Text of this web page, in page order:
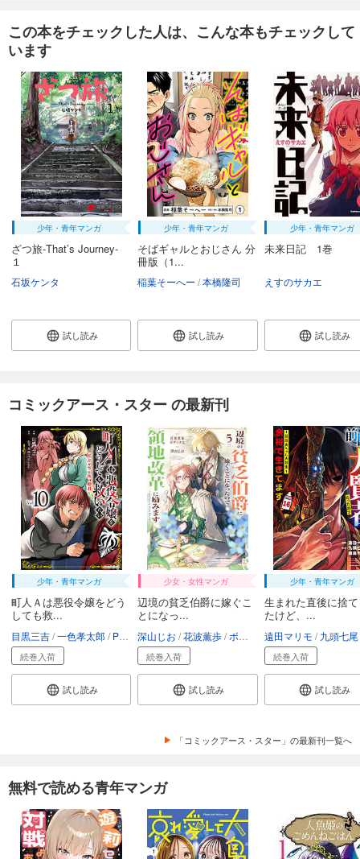
この本をチェックした人は、こんな本もチェックして
います
少年・青年マンガ
ざつ旅-That’s Journey-
１
石坂ケンタ
試し読み
少年・青年マンガ
そばギャルとおじさん 分
冊版（1...
稲葉そーへー 本橋隆司
試し読み
少年・青年マンガ
未来日記 1巻
えすのサカエ
試し読み
コミックアース・スター の最新刊
少年・青年マンガ
町人Ａは悪役令嬢をどう
しても救...
目黒三吉 一色孝太郎 Parum
続巻入荷
試し読み
少女・女性マンガ
辺境の貧乏伯爵に嫁ぐこ
とになっ...
深山じお 花波薫歩 ボダックス
続巻入荷
試し読み
少年・青年マンガ
生まれた直後に捨
たけど、...
遠田マリモ 九頭七尾
続巻入荷
試し読み
「コミックアース・スター」の最新刊一覧へ
無料で読める青年マンガ